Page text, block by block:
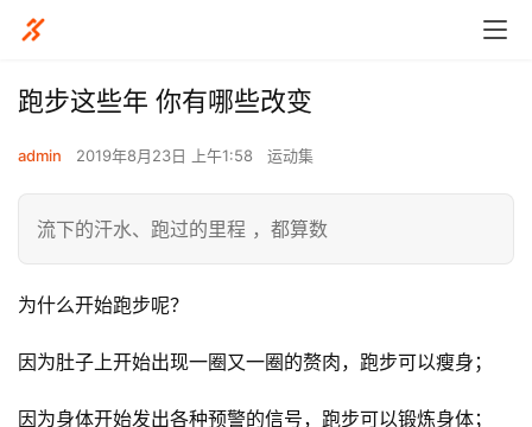
跑步这些年 你有哪些改变
admin 2019年8月23日 上午1:58 运动集
流下的汗水、跑过的里程 ，都算数
为什么开始跑步呢？
因为肚子上开始出现一圈又一圈的赘肉，跑步可以瘦身；
因为身体开始发出各种预警的信号，跑步可以锻炼身体；